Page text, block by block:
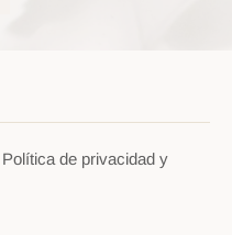
de privacidad y